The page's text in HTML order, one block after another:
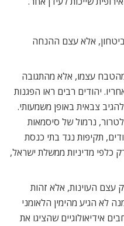
אלא עצם ההנחה
עצמו, אלא מהתגובה
יהודים רבים ראו הפגנות
צבאית באופן משמעותי.
נרמול של סיסמאות
תקיפות נגד בתי כנסת
כלפי מדיניות ממשלת ישראל,
עצם העוינות, אלא זהות
לא הגיע מהימין הלאומני
אידיאולוגיים שהציגו את